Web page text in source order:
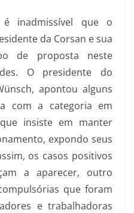
é inadmissível que o
da Corsan e sua
de proposta neste
O presidente do
apontou alguns
com a categoria em
insiste em manter
expondo seus
os casos positivos
a aparecer, outro
que foram
e trabalhadoras